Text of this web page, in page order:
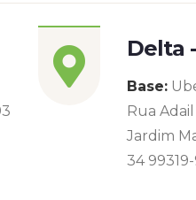
Delta
Base:
Rua
Jardim
34